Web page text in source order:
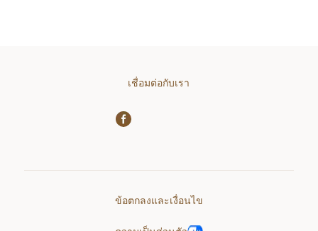
เชื่อมต่อกับเรา
ข้อตกลงและเงื่อนไข